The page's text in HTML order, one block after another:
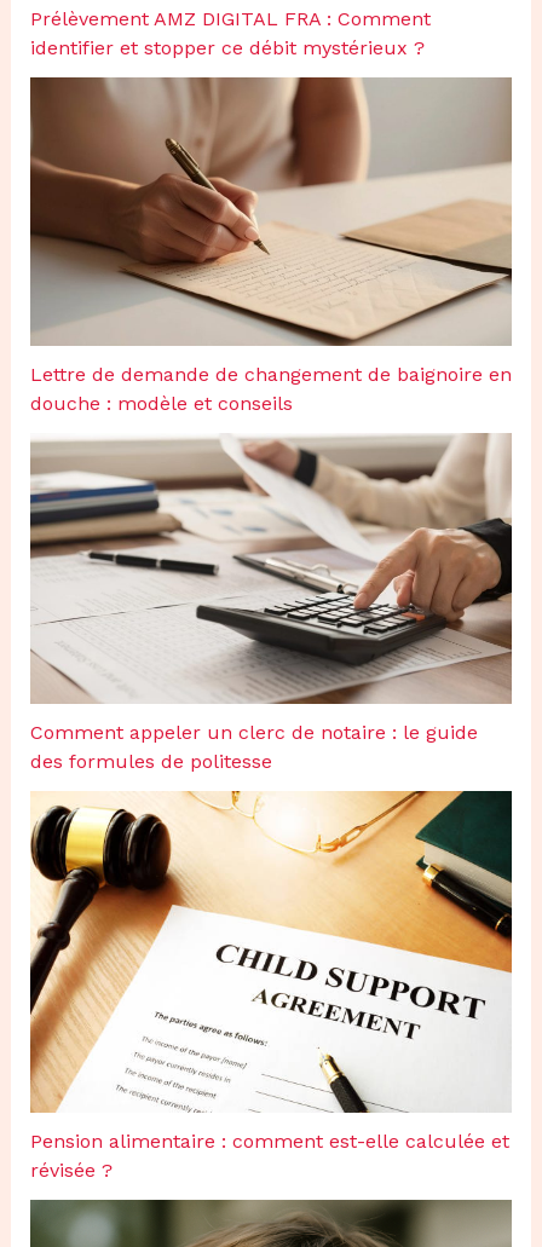
Prélèvement AMZ DIGITAL FRA : Comment
identifier et stopper ce débit mystérieux ?
Lettre de demande de changement de baignoire en
douche : modèle et conseils
Comment appeler un clerc de notaire : le guide
des formules de politesse
Pension alimentaire : comment est-elle calculée et
révisée ?